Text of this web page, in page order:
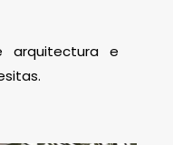
arquitectura e